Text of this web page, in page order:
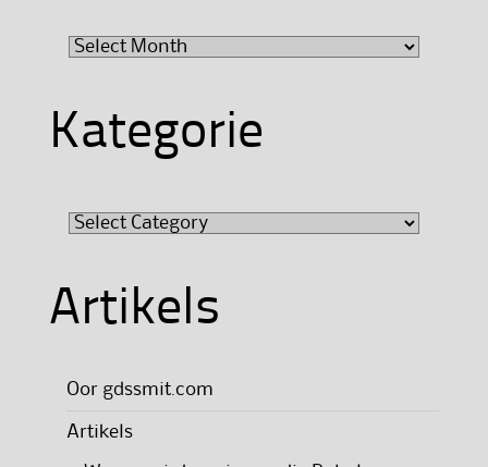
Kategorie
Artikels
Oor gdssmit.com
Artikels